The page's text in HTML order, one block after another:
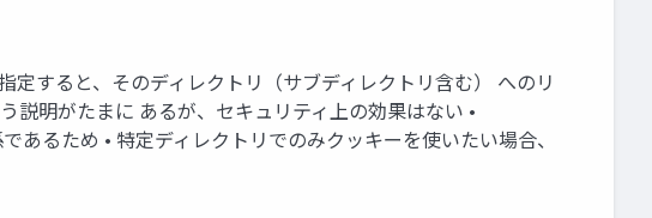
すると、そのディレクトリ（サブディレクトリ含む） へのリ
説明がたまに あるが、セキュリティ上の効果はない •
るため • 特定ディレクトリでのみクッキーを使いたい場合、